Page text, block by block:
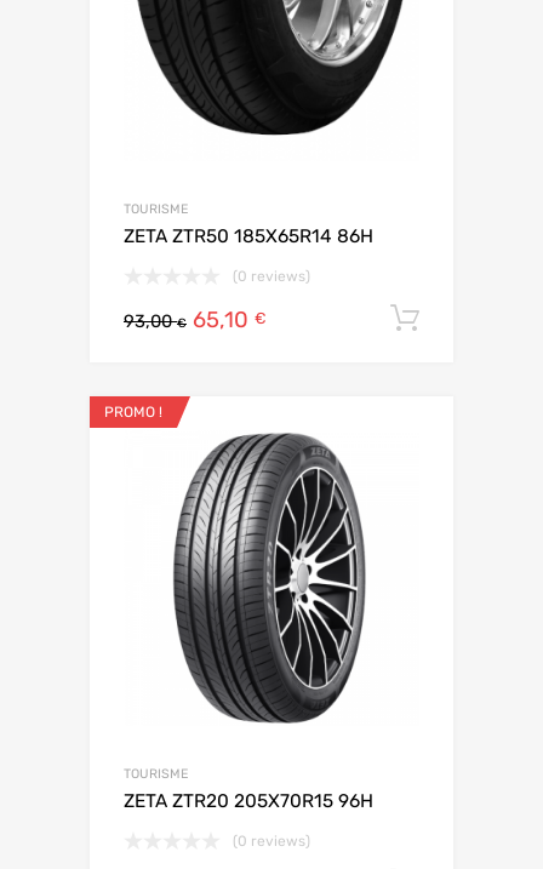
TOURISME
ZETA ZTR50 185X65R14 86H
(0 reviews)
93,00€ 65,10 €
PROMO !
TOURISME
ZETA ZTR20 205X70R15 96H
(0 reviews)